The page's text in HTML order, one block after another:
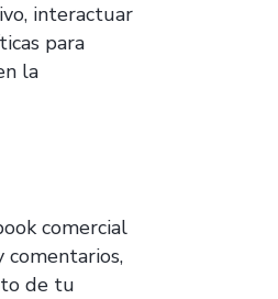
interactuar
para
la
comercial
comentarios,
de tu